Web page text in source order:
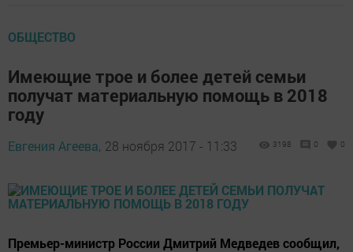
ОБЩЕСТВО
Имеющие трое и более детей семьи
получат материальную помощь в 2018
году
Евгения Агеева, 28 ноября 2017 - 11:33 3198 0 0
Премьер-министр России Дмитрий Медведев сообщил,